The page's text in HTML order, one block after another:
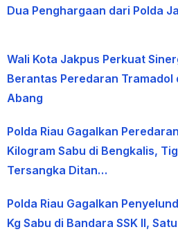
Dua Penghargaan dari Polda
Wali Kota Jakpus Perkuat
Berantas Peredaran Tramadol
Abang
Polda Riau Gagalkan
Kilogram Sabu di Bengkalis,
Tersangka Ditan…
Polda Riau Gagalkan
Kg Sabu di Bandara SSK II,